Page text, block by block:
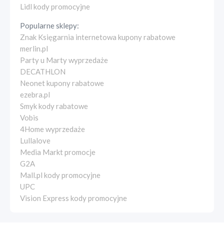
Lidl kody promocyjne
Popularne sklepy:
Znak Księgarnia internetowa kupony rabatowe
merlin.pl
Party u Marty wyprzedaże
DECATHLON
Neonet kupony rabatowe
ezebra.pl
Smyk kody rabatowe
Vobis
4Home wyprzedaże
Lullalove
Media Markt promocje
G2A
Mall.pl kody promocyjne
UPC
Vision Express kody promocyjne